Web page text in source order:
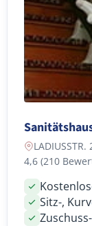
LADIUSSTR.
4,6 (210
Sitz-,